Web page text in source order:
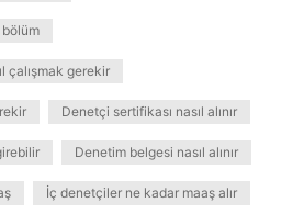
çalışmak gerekir
Denetçi sertifikası nasıl alınır
Denetim belgesi nasıl alınır
İç denetçiler ne kadar maaş alır